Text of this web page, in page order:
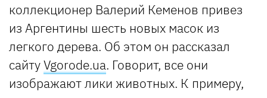
коллекционер Валерий Кеменов привез
из Аргентины шесть новых масок из
легкого дерева. Об этом он рассказал
сайтуVgorode.ua. Говорит, все они
изображают лики животных. К примеру,